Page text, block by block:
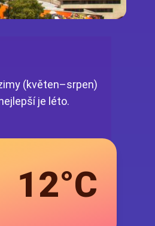
(květen–srpen)
je léto.
12°C